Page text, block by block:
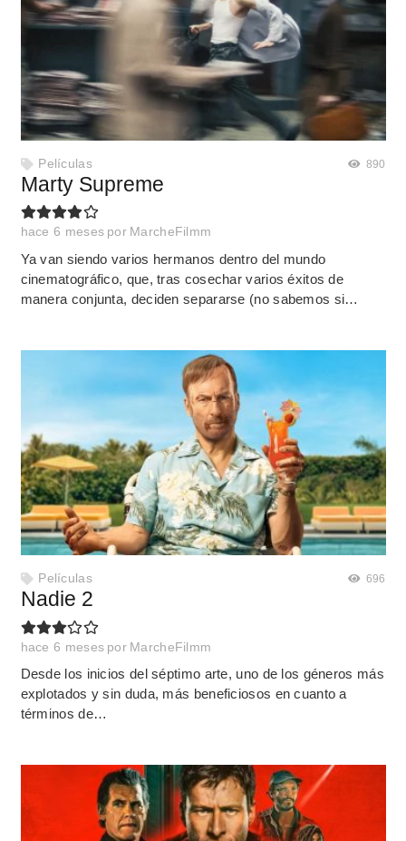
Películas 890
Marty Supreme
hace 6 meses por MarcheFilmm
Ya van siendo varios hermanos dentro del mundo
cinematográfico, que, tras cosechar varios éxitos de
manera conjunta, deciden separarse (no sabemos si…
Películas 696
Nadie 2
hace 6 meses por MarcheFilmm
Desde los inicios del séptimo arte, uno de los géneros más
explotados y sin duda, más beneficiosos en cuanto a
términos de…